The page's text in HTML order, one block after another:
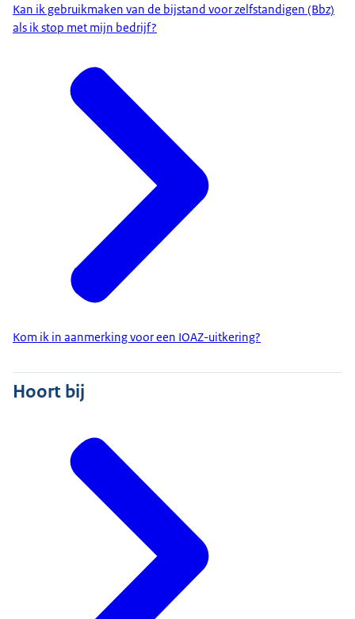
Kan ik gebruikmaken van de bijstand voor zelfstandigen (Bbz)
als ik stop met mijn bedrijf?
Kom ik in aanmerking voor een IOAZ-uitkering?
Hoort bij